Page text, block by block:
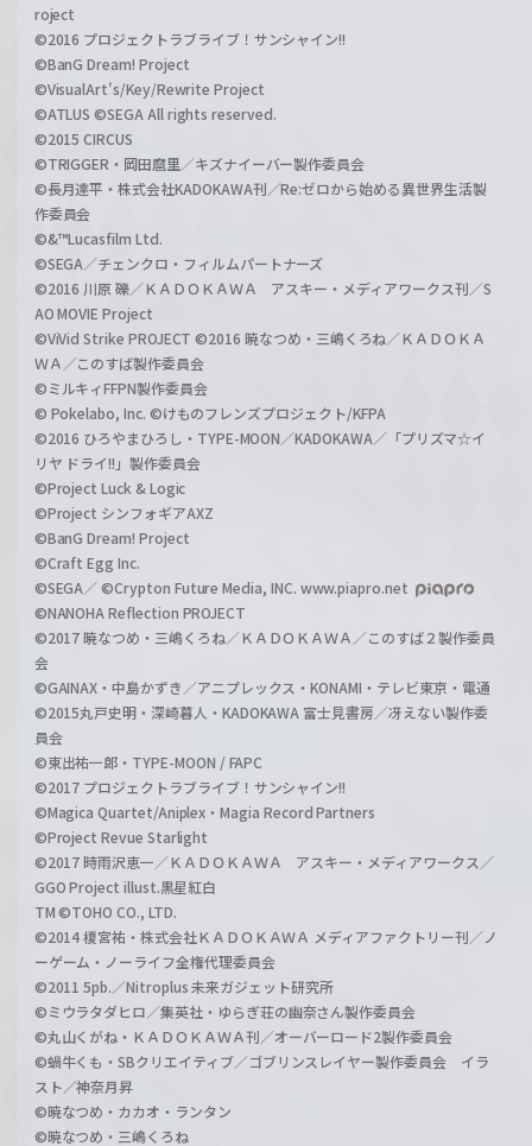
roject
©2016 プロジェクトラブライブ！サンシャイン!!
©BanG Dream! Project
©VisualArt's/Key/Rewrite Project
©ATLUS ©SEGA All rights reserved.
©2015 CIRCUS
©TRIGGER・岡田麿里／キズナイーバー製作委員会
©長月達平・株式会社KADOKAWA刊／Re:ゼロから始める異世界生活製
作委員会
©&™Lucasfilm Ltd.
©SEGA／チェンクロ・フィルムパートナーズ
©2016 川原 礫／ＫＡＤＯＫＡＷＡ アスキー・メディアワークス刊／S
AO MOVIE Project
©ViVid Strike PROJECT ©2016 暁なつめ・三嶋くろね／ＫＡＤＯＫＡ
ＷＡ／このすば製作委員会
©ミルキィFFPN製作委員会
© Pokelabo, Inc. ©けものフレンズプロジェクト/KFPA
©2016 ひろやまひろし・TYPE-MOON／KADOKAWA／「プリズマ☆イ
リヤ ドライ!!」製作委員会
©Project Luck & Logic
©Project シンフォギアAXZ
©BanG Dream! Project
©Craft Egg Inc.
©SEGA／ ©Crypton Future Media, INC. www.piapro.net
©NANOHA Reflection PROJECT
©2017 暁なつめ・三嶋くろね／ＫＡＤＯＫＡＷＡ／このすば２製作委員
会
©GAINAX・中島かずき／アニプレックス・KONAMI・テレビ東京・電通
©2015丸戸史明・深崎暮人・KADOKAWA 富士見書房／冴えない製作委
員会
©東出祐一郎・TYPE-MOON / FAPC
©2017 プロジェクトラブライブ！サンシャイン!!
©Magica Quartet/Aniplex・Magia Record Partners
©Project Revue Starlight
©2017 時雨沢恵一／ＫＡＤＯＫＡＷＡ アスキー・メディアワークス／
GGO Project illust.黒星紅白
TM ©TOHO CO., LTD.
©2014 榎宮祐・株式会社ＫＡＤＯＫＡＷＡ メディアファクトリー刊／ノ
ーゲーム・ノーライフ全権代理委員会
©2011 5pb.／Nitroplus 未来ガジェット研究所
©ミウラタダヒロ／集英社・ゆらぎ荘の幽奈さん製作委員会
©丸山くがね・ＫＡＤＯＫＡＷＡ刊／オーバーロード2製作委員会
©蝸牛くも・SBクリエイティブ／ゴブリンスレイヤー製作委員会 イラ
スト／神奈月昇
©暁なつめ・カカオ・ランタン
©暁なつめ・三嶋くろね